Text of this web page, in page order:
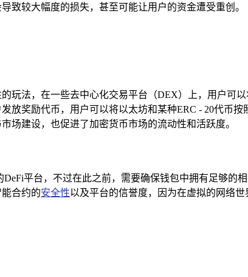
致较大幅度的损失，甚至可能让用户的资金遭受重创。
的玩法，在一些去中心化交易平台（DEX）上，用户
放奖励代币，用户可以将以太坊和某种ERC - 20代币
场建设，也促进了加密货币市场的流动性和活跃度。
平台，不过在此之前，需要确保钱包中拥有足够
合约的安全性以及平台的信誉度，因为在虚拟的网络